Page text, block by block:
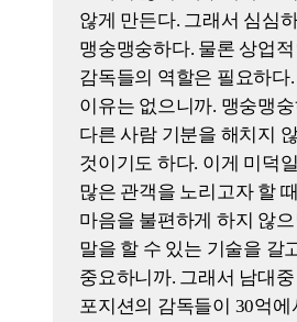
결국, <퍼스트 라이드>는 YES인가
박꽃
기자
YES
그래도 YES다. 미덕이 하나라도